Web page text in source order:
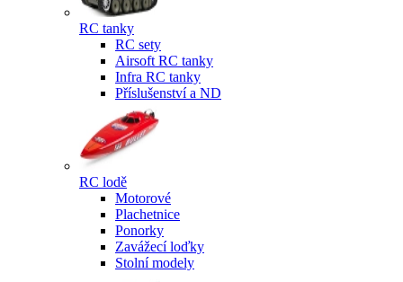
RC tanky
RC sety
Airsoft RC tanky
Infra RC tanky
Příslušenství a ND
RC lodě
Motorové
Plachetnice
Ponorky
Zavážecí loďky
Stolní modely